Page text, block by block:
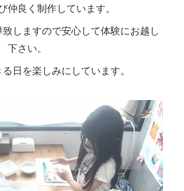
仲良く制作しています。
しますので安心して体験にお越し
下さい。
日を楽しみにしています。